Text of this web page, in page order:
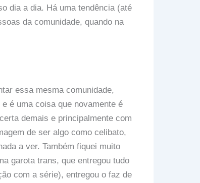
dia a dia. Há uma tendência (até
da comunidade, quando na
essa mesma comunidade,
é uma coisa que novamente é
demais e principalmente com
de ser algo como celibato,
a ver. Também fiquei muito
garota trans, que entregou tudo
com a série), entregou o faz de